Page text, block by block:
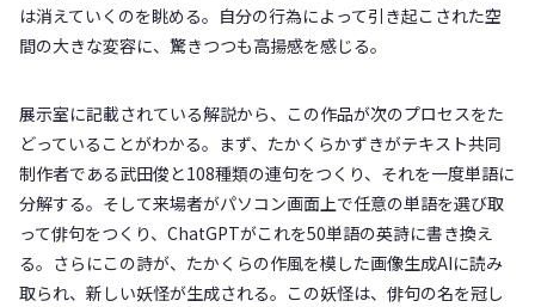
は消えていくのを眺める。自分の行為によって引き起こされた空
間の大きな変容に、驚きつつも高揚感を感じる。
展示室に記載されている解説から、この作品が次のプロセスをた
どっていることがわかる。まず、たかくらかずきがテキスト共同
制作者である武田俊と108種類の連句をつくり、それを一度単語に
分解する。そして来場者がパソコン画面上で任意の単語を選び取
って俳句をつくり、ChatGPTがこれを50単語の英詩に書き換え
る。さらにこの詩が、たかくらの作風を模した画像生成AIに読み
取られ、新しい妖怪が生成される。この妖怪は、俳句の名を冠し